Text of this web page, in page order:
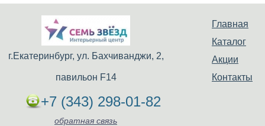
Главная
Каталог
Акции
Контакты
г.Екатеринбург, ул. Бахчиванджи, 2,
павильон F14
+7 (343) 298-01-82
обратная связь